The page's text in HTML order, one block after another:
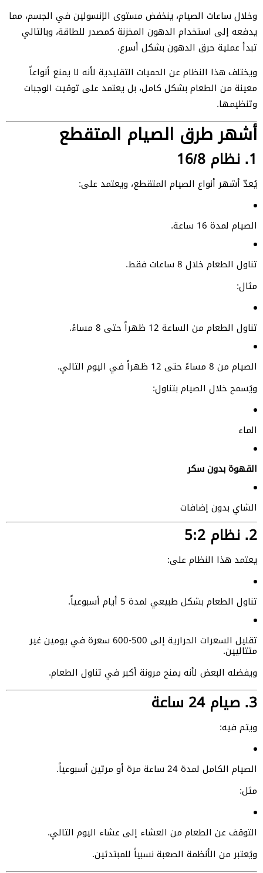
وخلال ساعات الصيام، ينخفض مستوى الإنسولين في الجسم، مما
يدفعه إلى استخدام الدهون المخزنة كمصدر للطاقة، وبالتالي
تبدأ عملية حرق الدهون بشكل أسرع.
ويختلف هذا النظام عن الحميات التقليدية لأنه لا يمنع أنواعاً
معينة من الطعام بشكل كامل، بل يعتمد على توقيت الوجبات
وتنظيمها.
أشهر طرق الصيام المتقطع
1. نظام 16/8
يُعدّ أشهر أنواع الصيام المتقطع، ويعتمد على:
الصيام لمدة 16 ساعة.
تناول الطعام خلال 8 ساعات فقط.
مثال:
تناول الطعام من الساعة 12 ظهراً حتى 8 مساءً.
الصيام من 8 مساءً حتى 12 ظهراً في اليوم التالي.
ويُسمح خلال الصيام بتناول:
الماء
القهوة بدون سكر
الشاي بدون إضافات
2. نظام 5:2
يعتمد هذا النظام على:
تناول الطعام بشكل طبيعي لمدة 5 أيام أسبوعياً.
تقليل السعرات الحرارية إلى 500-600 سعرة في يومين غير
متتاليين.
ويفضله البعض لأنه يمنح مرونة أكبر في تناول الطعام.
3. صيام 24 ساعة
ويتم فيه:
الصيام الكامل لمدة 24 ساعة مرة أو مرتين أسبوعياً.
مثل:
التوقف عن الطعام من العشاء إلى عشاء اليوم التالي.
ويُعتبر من الأنظمة الصعبة نسبياً للمبتدئين.